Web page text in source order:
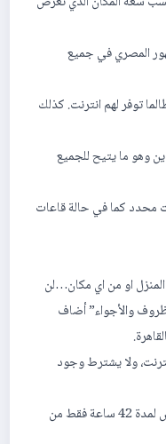
المصري في جميع
توفر لهم انترنت. كذلك
وهو ما يتيح للجميع
محدد كما في حالة قاعات
او من اي مكان…لن
والأجواء” أضاف
ولا يشترط وجود
فقط من